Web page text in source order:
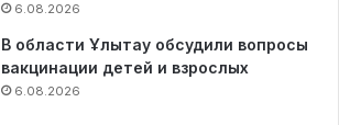
6.08.2026
В области Ұлытау обсудили вопросы
вакцинации детей и взрослых
6.08.2026